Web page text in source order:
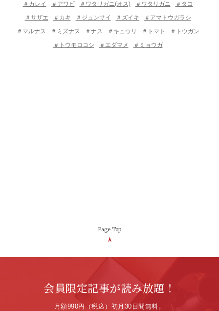
＃カレイ
＃アワビ ＃ワタリガニ(オス) ＃ワタリガニ
＃タコ
＃サザエ
＃カキ ＃ジュンサイ ＃ズイキ
＃アマトウガラシ
＃マルナス
＃ミズナス ＃ナス ＃キュウリ ＃トマト
＃トウガン
＃トウモロコシ
＃エダマメ ＃ミョウガ
Page Top
会員限定記事が読み放題！
月額990円（税込）初月30日間無料。